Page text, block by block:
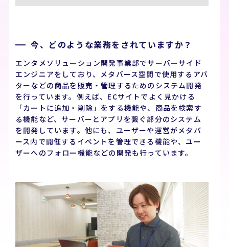
今、どのような業務をされていますか？
エンタメソリューション開発事業部でサーバーサイド
エンジニアをしており、メタバース空間で使用するアバ
ターなどの商品を販売・管理するためのシステム開発
を行っています。例えば、ECサイトでよく見かける
「カートに追加・削除」をする機能や、商品を検索す
る機能など、サーバーとアプリを繋ぐ部分のシステム
を開発しています。他にも、ユーザーや運営がメタバ
ース内で開催するイベントを管理できる機能や、ユー
ザーへのフォロー機能などの開発も行っています。